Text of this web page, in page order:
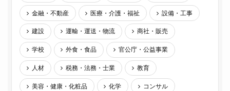
金融・不動産 医療・介護・福祉 設備・工事
建設 運輸・運送・物流 商社・販売
学校 外食・食品 官公庁・公益事業
人材 税務・法務・士業 教育
美容・健康・化粧品 化学 コンサル